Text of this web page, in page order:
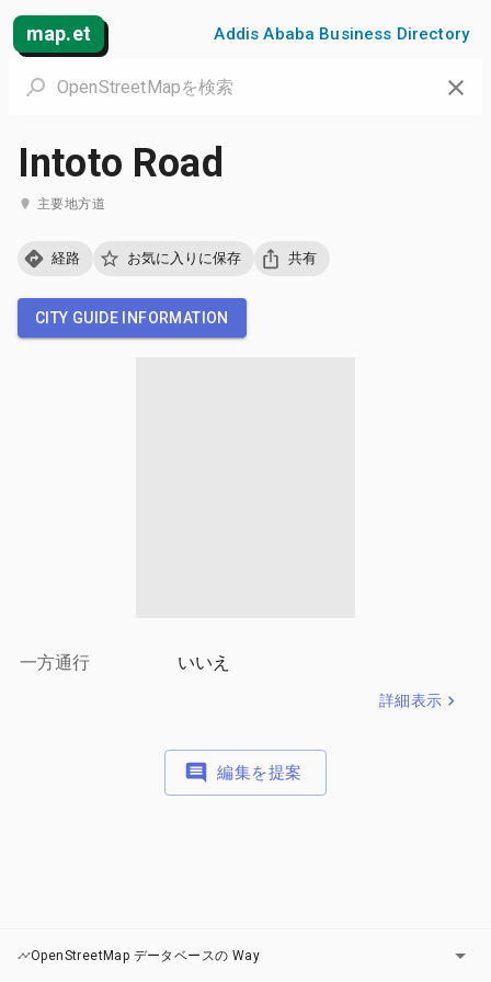
map.et Addis Ababa Business Directory
Intoto Road
主要地方道
経路 お気に入りに保存 共有
CITY GUIDE INFORMATION
一方通行 いいえ
詳細表示
編集を提案
OpenStreetMap データベースの Way レイヤー